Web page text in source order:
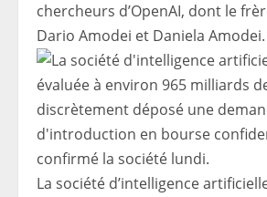
chercheurs d’OpenAI, dont le
Dario Amodei et Daniela Amodei.
La société d’intelligence